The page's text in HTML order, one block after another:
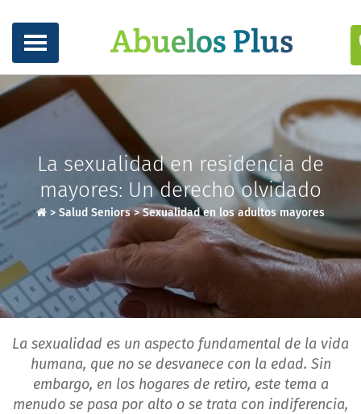
La sexualidad en residencia de
mayores: Un derecho olvidado
> Salud Seniors>Sexualidad en los adultos mayores
La sexualidad es un aspecto fundamental de la vida
humana, que no se desvanece con la edad. Sin
embargo, en los hogares de retiro, este tema a
menudo se pasa por alto o se trata con indiferencia,